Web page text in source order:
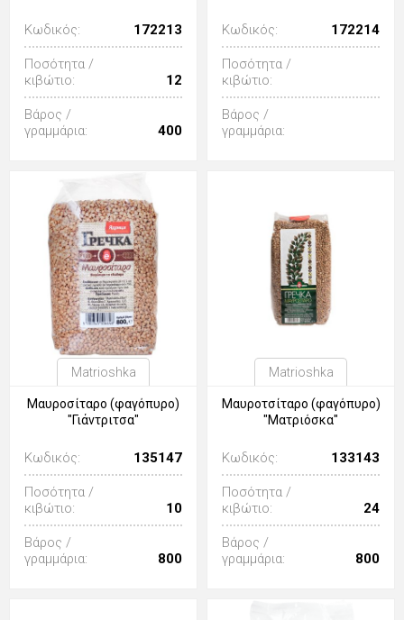
Κωδικός: 172213
Ποσότητα /
κιβώτιο:
12
Βάρος /
γραμμάρια:
400
Κωδικός: 172214
Ποσότητα /
κιβώτιο:
Βάρος /
γραμμάρια:
Matrioshka
Μαυροσίταρο (φαγόπυρο)
"Γιάντριτσα"
Κωδικός: 135147
Ποσότητα /
κιβώτιο:
10
Βάρος /
γραμμάρια:
800
Matrioshka
Μαυροτσίταρο (φαγόπυρο)
"Ματριόσκα"
Κωδικός: 133143
Ποσότητα /
κιβώτιο:
24
Βάρος /
γραμμάρια:
800